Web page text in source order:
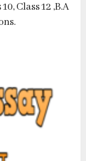
Class 12 ,B.A